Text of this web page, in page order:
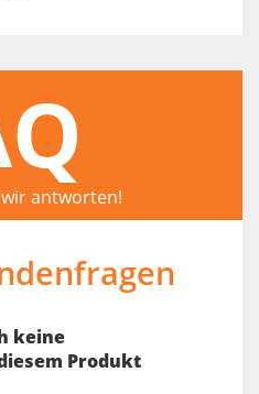
antworten!
keine
Produkt